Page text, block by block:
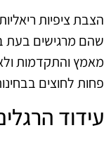
הצבת ציפיות
שהם מרגישים בעת
מאמץ והתקדמות ולא
פחות לחוצים
עידוד